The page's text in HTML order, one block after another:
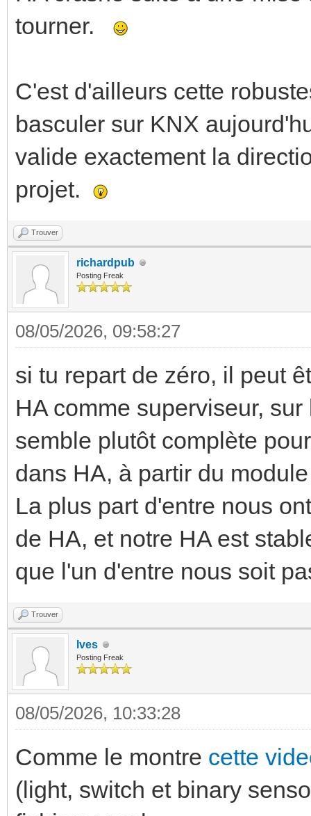
tourner.
C'est d'ailleurs cette
basculer sur KNX
valide exactement la
projet.
Trouver
richardpub
Posting Freak
08/05/2026, 09:58:27
si tu repart de zéro, il peut
HA comme superviseur,
semble plutôt complète
dans HA, à partir du
La plus part d'entre nous
de HA, et notre HA est
que l'un d'entre nous soit
Trouver
Ives
Posting Freak
08/05/2026, 10:33:28
Comme le montre cette
(light, switch et binary